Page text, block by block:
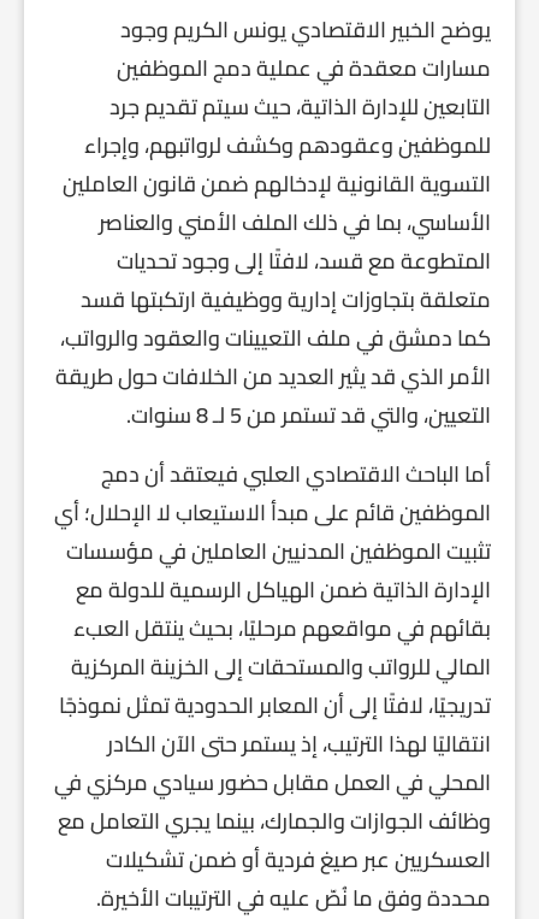
يوضح الخبير الاقتصادي يونس الكريم وجود
مسارات معقدة في عملية دمج الموظفين
التابعين للإدارة الذاتية، حيث سيتم تقديم جرد
للموظفين وعقودهم وكشف لرواتبهم، وإجراء
التسوية القانونية لإدخالهم ضمن قانون العاملين
الأساسي، بما في ذلك الملف الأمني والعناصر
المتطوعة مع قسد، لافتًا إلى وجود تحديات
متعلقة بتجاوزات إدارية ووظيفية ارتكبتها قسد
كما دمشق في ملف التعيينات والعقود والرواتب،
الأمر الذي قد يثير العديد من الخلافات حول طريقة
التعيين، والتي قد تستمر من 5 لـ 8 سنوات.
أما الباحث الاقتصادي العلبي فيعتقد أن دمج
الموظفين قائم على مبدأ الاستيعاب لا الإحلال؛ أي
تثبيت الموظفين المدنيين العاملين في مؤسسات
الإدارة الذاتية ضمن الهياكل الرسمية للدولة مع
بقائهم في مواقعهم مرحليًا، بحيث ينتقل العبء
المالي للرواتب والمستحقات إلى الخزينة المركزية
تدريجيًا، لافتًا إلى أن المعابر الحدودية تمثل نموذجًا
انتقاليًا لهذا الترتيب، إذ يستمر حتى الآن الكادر
المحلي في العمل مقابل حضور سيادي مركزي في
وظائف الجوازات والجمارك، بينما يجري التعامل مع
العسكريين عبر صيغ فردية أو ضمن تشكيلات
محددة وفق ما نُصّ عليه في الترتيبات الأخيرة.